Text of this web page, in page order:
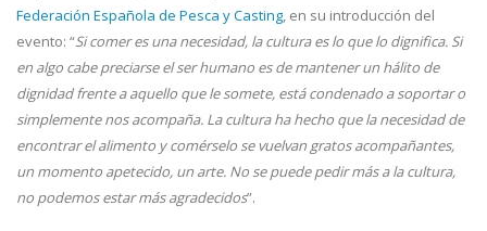
Federación Española de Pesca y Casting, en su introducción del
evento: “Si comer es una necesidad, la cultura es lo que lo dignifica. Si
en algo cabe preciarse el ser humano es de mantener un hálito de
dignidad frente a aquello que le somete, está condenado a soportar o
simplemente nos acompaña. La cultura ha hecho que la necesidad de
encontrar el alimento y comérselo se vuelvan gratos acompañantes,
un momento apetecido, un arte. No se puede pedir más a la cultura,
no podemosestar más agradecidos”.